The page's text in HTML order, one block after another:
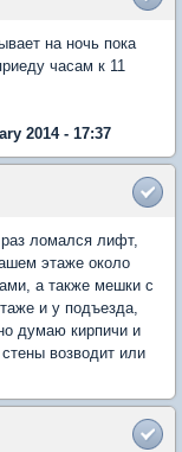
на ночь пока
часам к 11
2014 - 17:37
ломался лифт,
этаже около
а также мешки с
и у подъезда,
думаю кирпичи и
возводит или